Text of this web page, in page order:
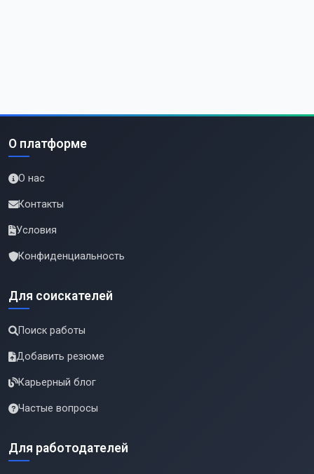
О платформе
О нас
Контакты
Условия
Конфиденциальность
Для соискателей
Поиск работы
Добавить резюме
Карьерный блог
Частые вопросы
Для работодателей